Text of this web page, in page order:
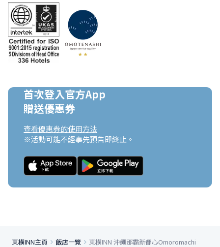
首次登入官方App
贈送優惠券
查看優惠券的使用方法
※活動可能不經事先預告即終止。
東橫INN主頁 飯店一覽 東橫INN 沖繩那霸新都心Omoromachi